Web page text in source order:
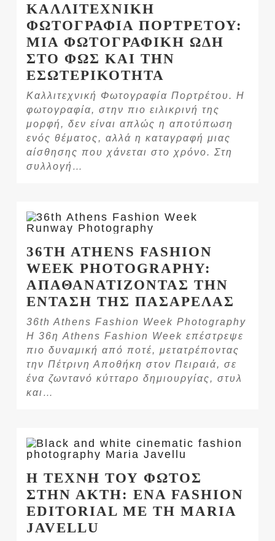
ΚΑΛΛΙΤΕΧΝΙΚΗ
ΦΩΤΟΓΡΑΦΙΑ ΠΟΡΤΡΕΤΟΥ:
ΜΙΑ ΦΩΤΟΓΡΑΦΙΚΗ ΩΔΗ
ΣΤΟ ΦΩΣ ΚΑΙ ΤΗΝ
ΕΣΩΤΕΡΙΚΟΤΗΤΑ
Καλλιτεχνική Φωτογραφία Πορτρέτου. Η
φωτογραφία, στην πιο ειλικρινή της
μορφή, δεν είναι απλώς η αποτύπωση
ενός θέματος, αλλά η καταγραφή μιας
αίσθησης που χάνεται στο χρόνο. Στη
συλλογή…
36TH ATHENS FASHION
WEEK PHOTOGRAPHY:
ΑΠΑΘΑΝΑΤΙΖΟΝΤΑΣ ΤΗΝ
ΕΝΤΑΣΗ ΤΗΣ ΠΑΣΑΡΕΛΑΣ
36th Athens Fashion Week Photography
Η 36η Athens Fashion Week επέστρεψε
πιο δυναμική από ποτέ, μετατρέποντας
την Πέτρινη Αποθήκη στον Πειραιά, σε
ένα ζωντανό κύτταρο δημιουργίας, στυλ
και…
Η ΤΕΧΝΗ ΤΟΥ ΦΩΤΟΣ
ΣΤΗΝ ΑΚΤΗ: ΕΝΑ FASHION
EDITORIAL ΜΕ ΤΗ MARIA
JAVELLU